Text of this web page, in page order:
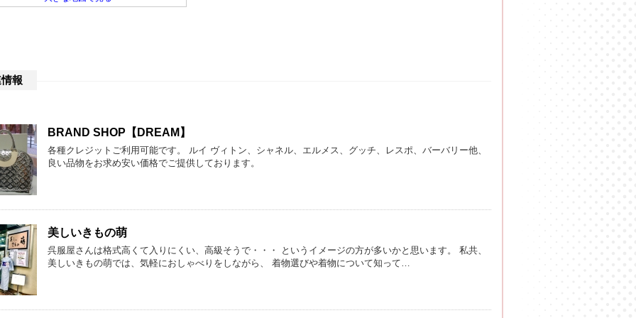
報
BRAND SHOP【DREAM】
各種クレジットご利用可能です。 ルイ ヴィトン、シャネル、エルメス、グッチ、レスポ、バーバリー他、
良い品物をお求め安い価格でご提供しております。
美しいきもの萌
呉服屋さんは格式高くて入りにくい、高級そうで・・・ というイメージの方が多いかと思います。 私共、
美しいきもの萌では、気軽におしゃべりをしながら、 着物選びや着物について知って…